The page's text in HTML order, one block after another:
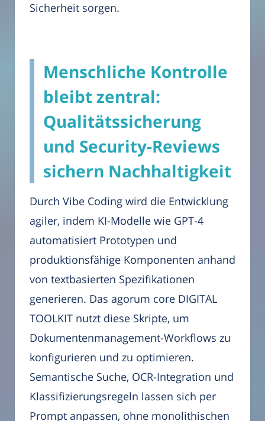
Sicherheit sorgen.
Menschliche Kontrolle
bleibt zentral:
Qualitätssicherung
und Security-Reviews
sichern Nachhaltigkeit
Durch Vibe Coding wird die Entwicklung
agiler, indem KI-Modelle wie GPT-4
automatisiert Prototypen und
produktionsfähige Komponenten anhand
von textbasierten Spezifikationen
generieren. Das agorum core DIGITAL
TOOLKIT nutzt diese Skripte, um
Dokumentenmanagement-Workflows zu
konfigurieren und zu optimieren.
Semantische Suche, OCR-Integration und
Klassifizierungsregeln lassen sich per
Prompt anpassen, ohne monolithischen